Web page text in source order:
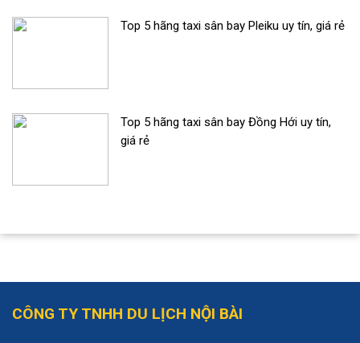
Top 5 hãng taxi sân bay Pleiku uy tín, giá rẻ
Top 5 hãng taxi sân bay Đồng Hới uy tín,
giá rẻ
CÔNG TY TNHH DU LỊCH NỘI BÀI